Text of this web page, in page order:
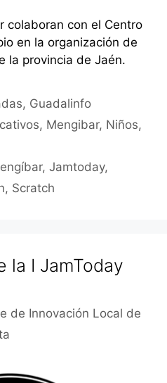
colaboran con el Centro
en la organización de
la provincia de Jaén.
, Guadalinfo
, Mengibar, Niños,
,Jamtoday,
, Scratch
la I JamToday
de Innovación Local de